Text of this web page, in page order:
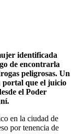
de encontrarla
peligrosas. Un
portal que el juicio
el Poder
en la ciudad de
por tenencia de